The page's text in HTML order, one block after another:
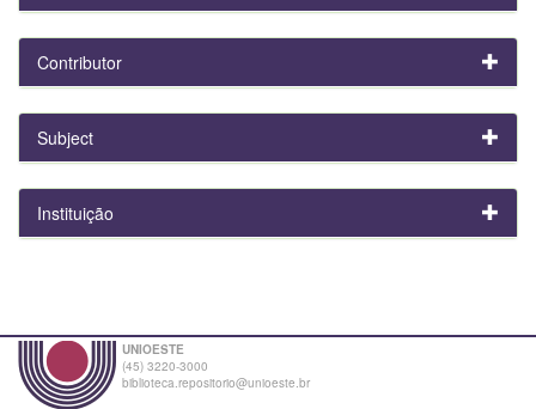
Contributor
Subject
Instituição
UNIOESTE
(45) 3220-3000
biblioteca.repositorio@unioeste.br